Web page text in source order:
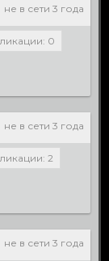
не в сети 3 года
0
не в сети 3 года
2
не в сети 3 года